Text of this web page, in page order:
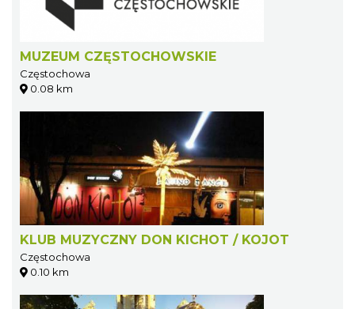
MUZEUM CZĘSTOCHOWSKIE
Częstochowa
0.08 km
KLUB MUZYCZNY DON KICHOT / KOJOT
Częstochowa
0.10 km